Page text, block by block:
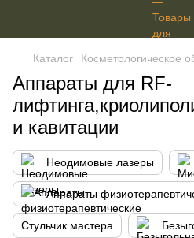
Каталог Косметологическое
Аппараты для RF-
и кавитации
Неодимовые лазеры
Аппараты
Стульчик мастера